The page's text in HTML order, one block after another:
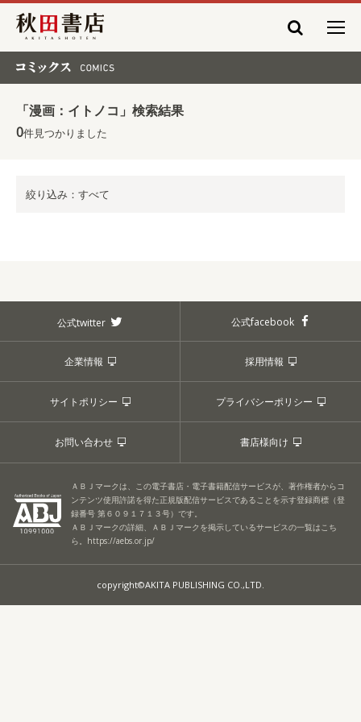
秋田書店
「漫画：イトノコ」検索結果
0件見つかりました
絞り込み：すべて
公式twitter 公式facebook
企業情報 採用情報
サイトポリシー プライバシーポリシー
お問い合わせ 書店様向け
ＡＢＪマークは、この電子書店・電子書籍配信サービスが、著作権者からコ
ンテンツ使用許諾を得た正規版配信サービスであることを示す登録商標（登
録番号 第６０９１７１３号）です。
ＡＢＪマークの詳細、ＡＢＪマークを掲示しているサービスの一覧はこち
ら。 https://aebs.or.jp/
copyright©AKITA PUBLISHING CO.,LTD.